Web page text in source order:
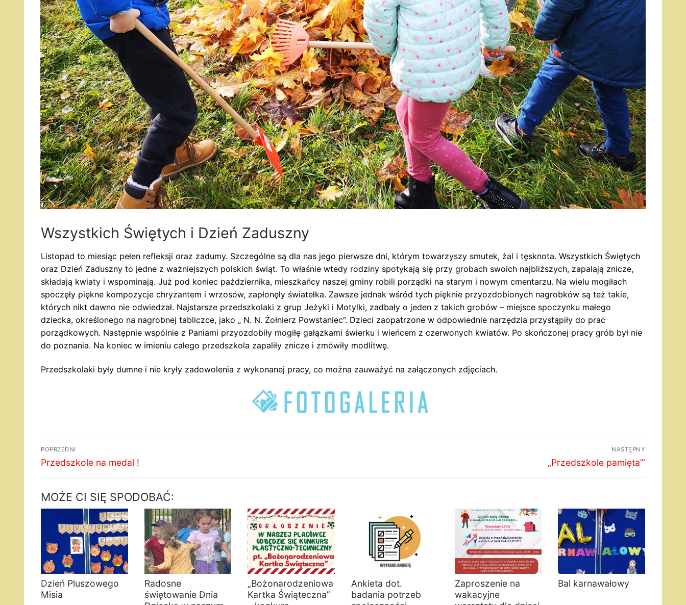
Wszystkich Świętych i Dzień Zaduszny
Listopad to miesiąc pełen refleksji oraz zadumy. Szczególne są dla nas jego pierwsze dni, którym towarzyszy smutek, żal i tęsknota. Wszystkich Świętych
oraz Dzień Zaduszny to jedne z ważniejszych polskich świąt. To właśnie wtedy rodziny spotykają się przy grobach swoich najbliższych, zapalają znicze,
składają kwiaty i wspominają. Już pod koniec października, mieszkańcy naszej gminy robili porządki na starym i nowym cmentarzu. Na wielu mogiłach
spoczęły piękne kompozycje chryzantem i wrzosów, zapłonęły światełka. Zawsze jednak wśród tych pięknie przyozdobionych nagrobków są też takie,
których nikt dawno nie odwiedzał. Najstarsze przedszkolaki z grup Jeżyki i Motylki, zadbały o jeden z takich grobów – miejsce spoczynku małego
dziecka, określonego na nagrobnej tabliczce, jako „ N. N. Żołnierz Powstaniec”. Dzieci zaopatrzone w odpowiednie narzędzia przystąpiły do prac
porządkowych. Następnie wspólnie z Paniami przyozdobiły mogiłę gałązkami świerku i wieńcem z czerwonych kwiatów. Po skończonej pracy grób był nie
do poznania. Na koniec w imieniu całego przedszkola zapaliły znicze i zmówiły modlitwę.
Przedszkolaki były dumne i nie kryły zadowolenia z wykonanej pracy, co można zauważyć na załączonych zdjęciach.
Nawigacja
wpisu
POPRZEDNI
Poprzedni
Przedszkole na medal !
NASTĘPNY
Następny
„Przedszkole pamięta’”
MOŻE CI SIĘ SPODOBAĆ:
Dzień Pluszowego
Misia
Radosne
świętowanie Dnia
„Bożonarodzeniowa
Kartka Świąteczna”
Ankieta dot.
badania potrzeb
Zaproszenie na
wakacyjne
Bal karnawałowy